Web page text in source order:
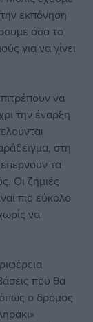
εκπόνηση
όσο το
για να γίνει
να
την έναρξη
στη
τα
Οι ζημιές
πιο εύκολο
να
που θα
ο δρόμος